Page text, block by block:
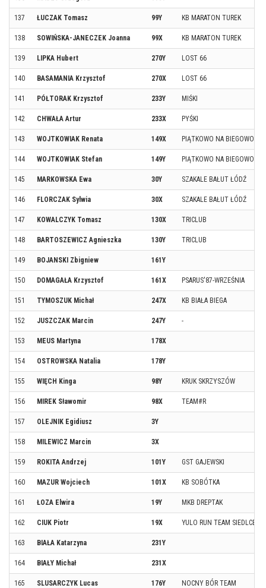
137 ŁUCZAK Tomasz 99Y KB MARATON TUREK
138 SOWIŃSKA-JANECZEK Joanna 99X KB MARATON TUREK
139 LIPKA Hubert 270Y LOST 66
140 BASAMANIA Krzysztof 270X LOST 66
141 PÓŁTORAK Krzysztof 233Y MIŚKI
142 CHWAŁA Artur 233X PYŚKI
143 WOJTKOWIAK Renata 149X PIĄTKOWO NA BIEGOWO
144 WOJTKOWIAK Stefan 149Y PIĄTKOWO NA BIEGOWO
145 MARKOWSKA Ewa 30Y SZAKALE BAŁUT ŁÓDŹ
146 FLORCZAK Sylwia 30X SZAKALE BAŁUT ŁÓDŹ
147 KOWALCZYK Tomasz 130X TRICLUB
148 BARTOSZEWICZ Agnieszka 130Y TRICLUB
149 BOJANSKI Zbigniew 161Y
150 DOMAGAŁA Krzysztof 161X PSARUS'87-WRZEŚNIA
151 TYMOSZUK Michał 247X KB BIAŁA BIEGA
152 JUSZCZAK Marcin 247Y -
153 MEUS Martyna 178X
154 OSTROWSKA Natalia 178Y
155 WIĘCH Kinga 98Y KRUK SKRZYSZÓW
156 MIREK Sławomir 98X TEAM#R
157 OLEJNIK Egidiusz 3Y
158 MILEWICZ Marcin 3X
159 ROKITA Andrzej 101Y GST GAJEWSKI
160 MAZUR Wojciech 101X KB SOBÓTKA
161 ŁOZA Elwira 19Y MKB DREPTAK
162 CIUK Piotr 19X YULO RUN TEAM SIEDLCE
163 BIAŁA Katarzyna 231Y
164 BIAŁY Michał 231X
165 SLUSARCZYK Lucas 176Y NOCNY BÓR TEAM